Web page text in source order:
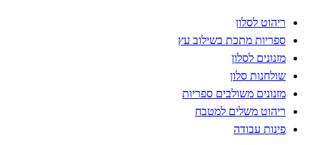
ריהוט לסלון
ספריות מתכת בשילוב עץ
מזנונים לסלון
שולחנות סלון
מזנונים משולבים ספריות
ריהוט משלים למטבח
פינות עבודה